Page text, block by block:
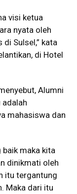
visi ketua
nyata oleh
Sulsel,” kata
di Hotel
Alumni
adalah
mahasiswa dan
baik maka kita
dinikmati oleh
itu tergantung
Maka dari itu